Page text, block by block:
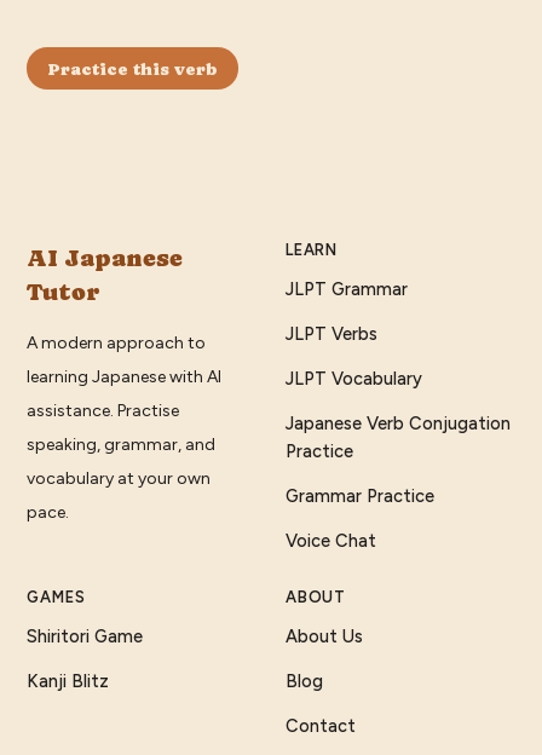
Practice this verb
AI Japanese
Tutor
A modern approach to
learning Japanese with AI
assistance. Practise
speaking, grammar, and
vocabulary at your own
pace.
LEARN
JLPT Grammar
JLPT Verbs
JLPT Vocabulary
Japanese Verb Conjugation
Practice
Grammar Practice
Voice Chat
GAMES
Shiritori Game
Kanji Blitz
ABOUT
About Us
Blog
Contact